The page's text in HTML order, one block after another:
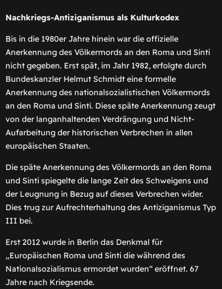
Nachkriegs-Antiziganismus als Kulturkodex
Bis in die 1980er Jahre hinein war die offizielle
Anerkennung des Völkermords an den Roma und Sinti
nicht gegeben. Erst spät, im Jahr 1982, erfolgte durch
Bundeskanzler Helmut Schmidt eine formelle
Anerkennung des nationalsozialistischen Völkermords
an den Roma und Sinti. Diese späte Anerkennung zeugt
von der langanhaltenden Verdrängung und Nicht-
Aufarbeitung der historischen Verbrechen in allen
europäischen Staaten.
Die späte Anerkennung des Völkermords an den Roma
und Sinti spiegelte die lange Zeit des Schweigens und
der Leugnung in Bezug auf dieses Verbrechen wider.
Dies trug zur Aufrechterhaltung des Antiziganismus Typ
III bei.
Erst 2012 wurde in Berlin das Denkmal für
„Europäischen Roma und Sinti die während des
Nationalsozialismus ermordet wurden“ eröffnet. 67
Jahre nach Kriegsende.